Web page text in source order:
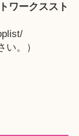
ワークススト
。）